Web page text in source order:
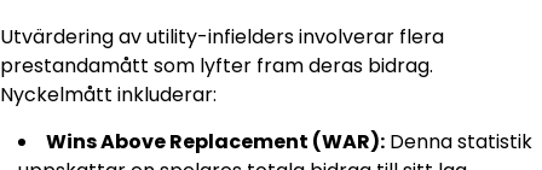
Utvärdering av utility-infielders involverar flera
prestandamått som lyfter fram deras bidrag.
Nyckelmått inkluderar:
Wins Above Replacement (WAR): Denna statistik